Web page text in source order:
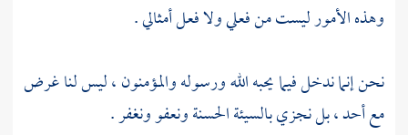
وهذه الأمور ليست من فعلي ولا فعل أمثالي .
نحن إنما ندخل فيما يحبه الله ورسوله والمؤمنون ، ليس لنا غرض
مع أحد ، بل نجزي بالسيئة الحسنة ونعفو ونغفر .